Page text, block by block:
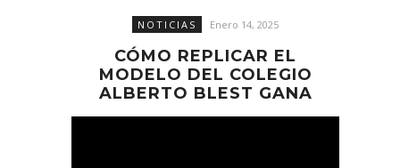
NOTICIAS Enero 14, 2025
CÓMO REPLICAR EL
MODELO DEL COLEGIO
ALBERTO BLEST GANA